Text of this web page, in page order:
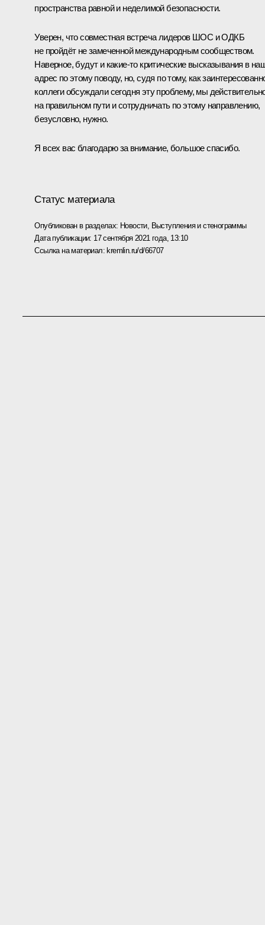
пространства равной и неделимой безопасности.
Уверен, что совместная встреча лидеров ШОС и ОДКБ
не пройдёт не замеченной международным сообществом.
Наверное, будут и какие-то критические высказывания в
адрес по этому поводу, но, судя по тому, как
коллеги обсуждали сегодня эту проблему, мы
на правильном пути и сотрудничать по этому направлению,
безусловно, нужно.
Я всех вас благодарю за внимание, большое спасибо.
Статус материала
Опубликован в разделах: Новости, Выступления и стенограммы
Дата публикации: 17 сентября 2021 года, 13:10
Ссылка на материал: kremlin.ru/d/66707